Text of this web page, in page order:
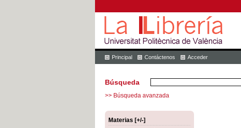
Principal Contáctenos Acceder
Búsqueda
>> Búsqueda avanzada
Materias [+/-]